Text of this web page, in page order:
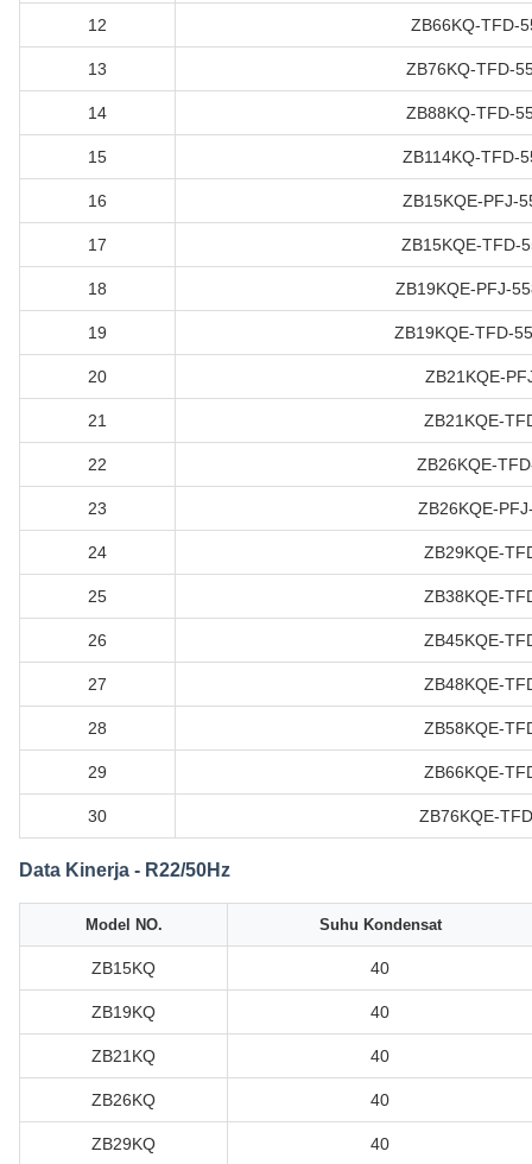
12 ZB66KQ-TFD-
13 ZB76KQ-TFD-
14 ZB88KQ-TFD-
15 ZB114KQ-TFD-
16 ZB15KQE-PFJ-
17 ZB15KQE-TFD-
18 ZB19KQE-PFJ-
19 ZB19KQE-TFD-
20 ZB21KQE-
21 ZB21KQE-
22 ZB26KQE-
23 ZB26KQE-
24 ZB29KQE-
25 ZB38KQE-
26 ZB45KQE-
27 ZB48KQE-
28 ZB58KQE-
29 ZB66KQE-
30 ZB76KQE-
Data Kinerja - R22/50Hz
Model NO. Suhu Kondensat
ZB15KQ 40
ZB19KQ 40
ZB21KQ 40
ZB26KQ 40
ZB29KQ 40